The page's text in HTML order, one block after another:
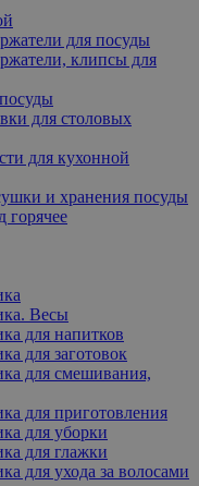
для посуды
клипсы для
для столовых
для кухонной
и хранения посуды
горячее
Весы
для напитков
для заготовок
для смешивания,
для приготовления
для уборки
для глажки
для ухода за волосами